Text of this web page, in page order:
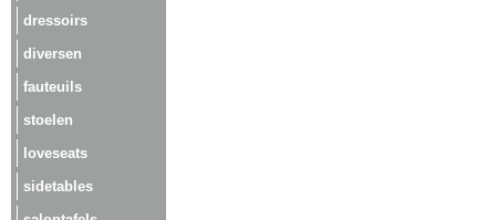
dressoirs
diversen
fauteuils
stoelen
loveseats
sidetables